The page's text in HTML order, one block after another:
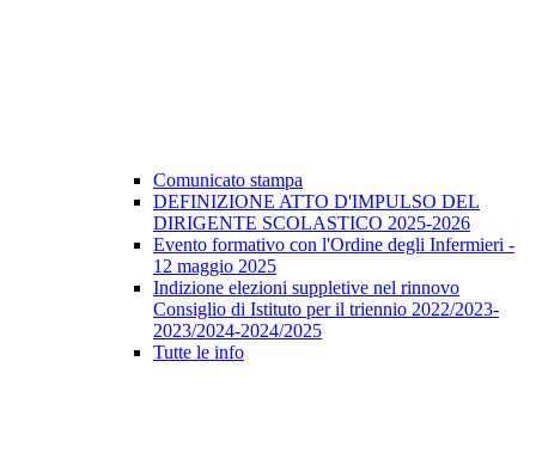
Comunicato stampa
DEFINIZIONE ATTO D'IMPULSO DEL
DIRIGENTE SCOLASTICO 2025-2026
Evento formativo con l'Ordine degli Infermieri -
12 maggio 2025
Indizione elezioni suppletive nel rinnovo
Consiglio di Istituto per il triennio 2022/2023-
2023/2024-2024/2025
Tutte le info